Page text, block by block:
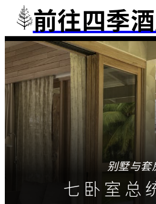
前往四季
别墅与套
七卧室总